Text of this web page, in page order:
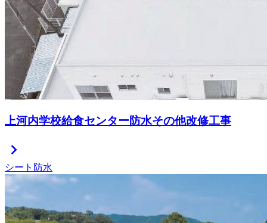
上河内学校給食センター防水その他改修工事
chevron_right
シート防水